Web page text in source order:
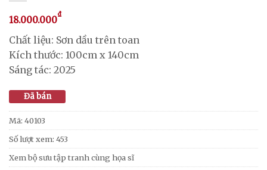
18.000.000₫
Chất liệu: Sơn dầu trên toan
Kích thước: 100cm x 140cm
Sáng tác: 2025
Đã bán
Mã: 40103
Số lượt xem: 453
Xem bộ sưu tập tranh cùng họa sĩ